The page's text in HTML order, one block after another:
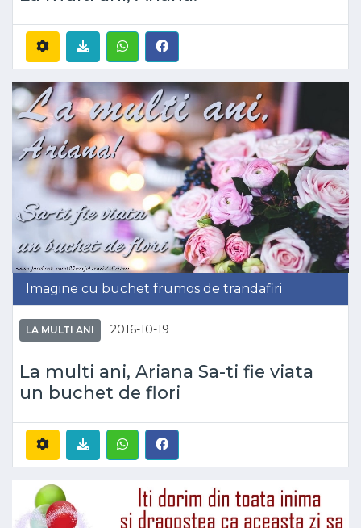
Imagine cu buchet frumos de trandafiri
LA MULTI ANI 2016-10-19
La multi ani, Ariana Sa-ti fie viata
un buchet de flori